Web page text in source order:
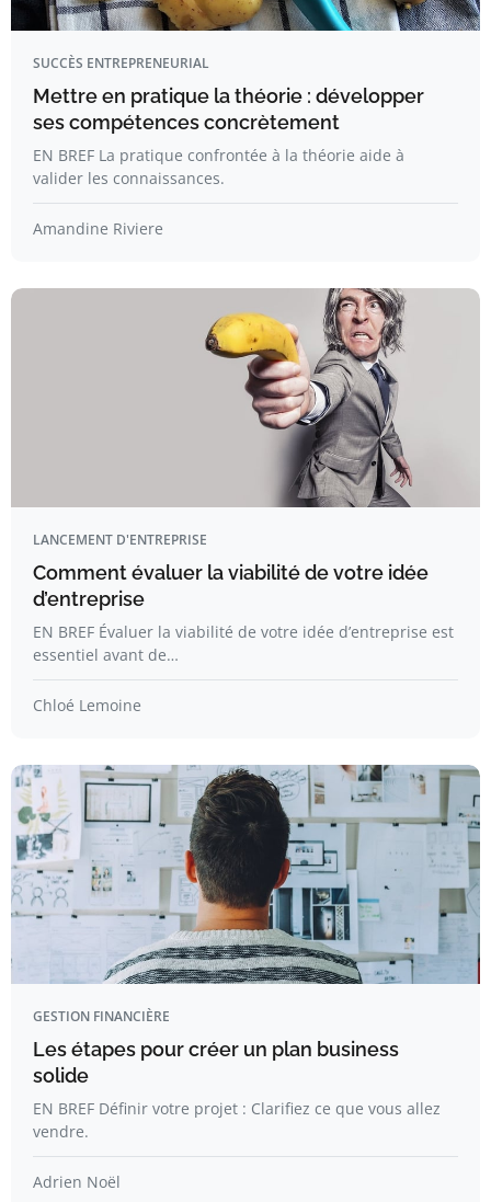
SUCCÈS ENTREPRENEURIAL
Mettre en pratique la théorie : développer
ses compétences concrètement
EN BREF La pratique confrontée à la théorie aide à
valider les connaissances.
Amandine Riviere
LANCEMENT D'ENTREPRISE
Comment évaluer la viabilité de votre idée
d’entreprise
EN BREF Évaluer la viabilité de votre idée d’entreprise est
essentiel avant de…
Chloé Lemoine
GESTION FINANCIÈRE
Les étapes pour créer un plan business
solide
EN BREF Définir votre projet : Clarifiez ce que vous allez
vendre.
Adrien Noël